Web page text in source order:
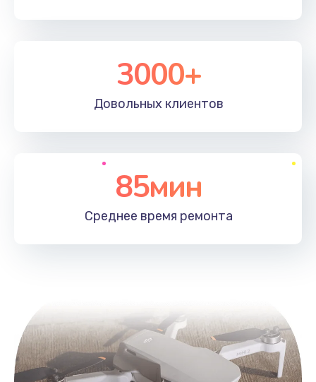
3000+
Довольных клиентов
85мин
Среднее время ремонта